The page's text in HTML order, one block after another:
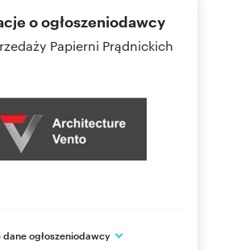
o ogłoszeniodawcy
Papierni Prądnickich
ogłoszeniodawcy